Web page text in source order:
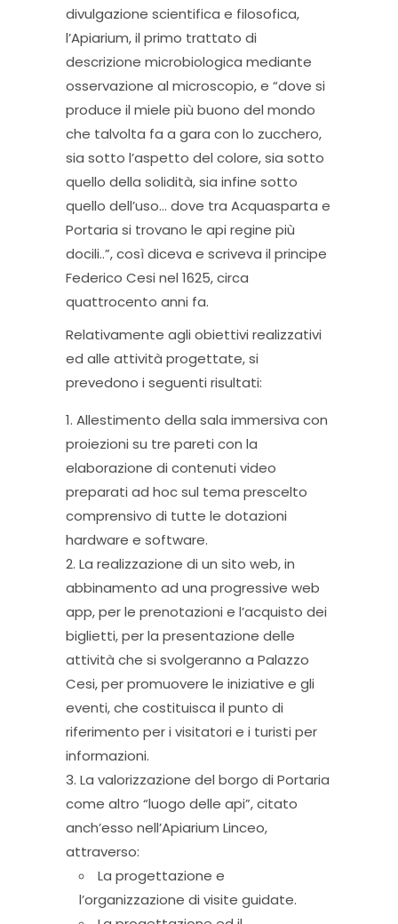
divulgazione scientifica e filosofica,
l’Apiarium, il primo trattato di
descrizione microbiologica mediante
osservazione al microscopio, e “dove si
produce il miele più buono del mondo
che talvolta fa a gara con lo zucchero,
sia sotto l’aspetto del colore, sia sotto
quello della solidità, sia infine sotto
quello dell’uso… dove tra Acquasparta e
Portaria si trovano le api regine più
docili..”, così diceva e scriveva il principe
Federico Cesi nel 1625, circa
quattrocento anni fa.
Relativamente agli obiettivi realizzativi
ed alle attività progettate, si
prevedono i seguenti risultati:
Allestimento della sala immersiva con
proiezioni su tre pareti con la
elaborazione di contenuti video
preparati ad hoc sul tema prescelto
comprensivo di tutte le dotazioni
hardware e software.
La realizzazione di un sito web, in
abbinamento ad una progressive web
app, per le prenotazioni e l’acquisto dei
biglietti, per la presentazione delle
attività che si svolgeranno a Palazzo
Cesi, per promuovere le iniziative e gli
eventi, che costituisca il punto di
riferimento per i visitatori e i turisti per
informazioni.
La valorizzazione del borgo di Portaria
come altro “luogo delle api”, citato
anch’esso nell’Apiarium Linceo,
attraverso:
La progettazione e
l’organizzazione di visite guidate.